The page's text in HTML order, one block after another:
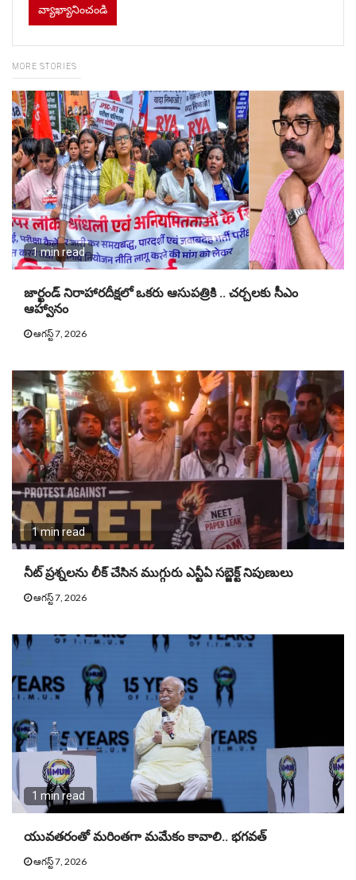
MORE STORIES
1 min read
జార్ఖండ్ నిరాహారదీక్షలో ఒకరు ఆసుపత్రికి .. చర్చలకు సీఎం
ఆహ్వానం
ఆగస్ట్ 7, 2026
1 min read
నీట్ ప్ర‌శ్న‌ల‌ను లీక్ చేసిన ముగ్గురు ఎన్టీఏ స‌బ్జెక్ట్ నిపుణులు
ఆగస్ట్ 7, 2026
1 min read
యువతరంతో మరింతగా మమేకం కావాలి.. భగవత్
ఆగస్ట్ 7, 2026